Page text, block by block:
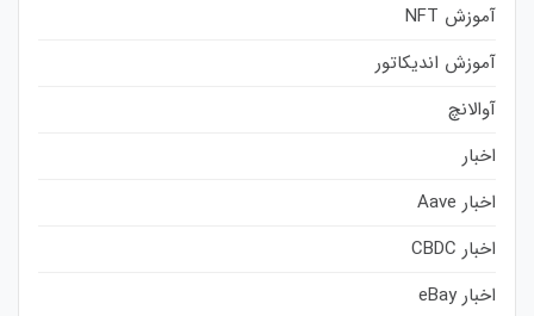
آموزش NFT
آموزش اندیکاتور
آوالانچ
اخبار
اخبار Aave
اخبار CBDC
اخبار eBay